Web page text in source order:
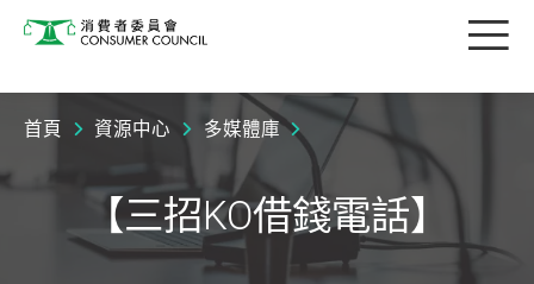
消費者委員會 目
首頁 資源中心 多媒體庫
【三招KO借錢電話】